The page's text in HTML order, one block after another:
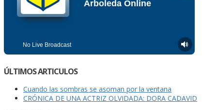
ÚLTIMOS ARTICULOS
Cuando las sombras se asoman por la ventana
CRÓNICA DE UNA ACTRIZ OLVIDADA: DORA CADAVID